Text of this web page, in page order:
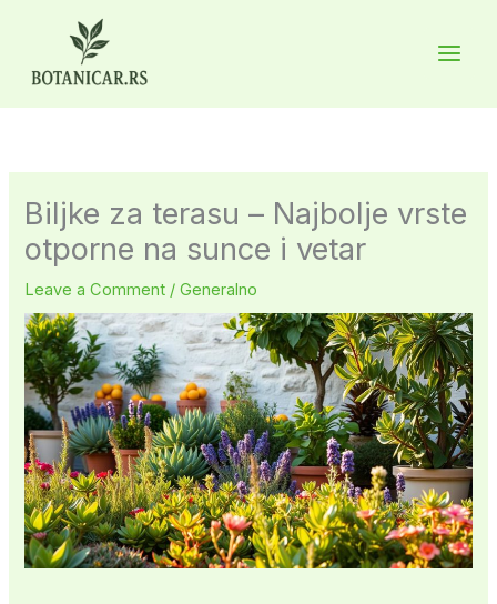
content
Menu
Biljke za terasu – Najbolje vrste
otporne na sunce i vetar
Leave a Comment /Generalno